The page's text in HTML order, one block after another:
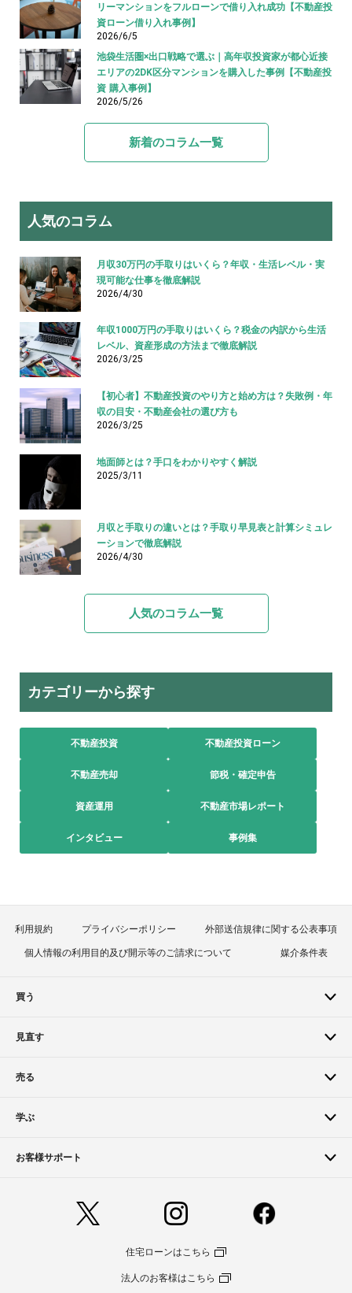
リーマンションをフルローンで借り入れ成功【不動産投
資ローン借り入れ事例】
2026/6/5
池袋生活圏×出口戦略で選ぶ｜高年収投資家が都心近接
エリアの2DK区分マンションを購入した事例【不動産投
資 購入事例】
2026/5/26
新着のコラム一覧
人気のコラム
月収30万円の手取りはいくら？年収・生活レベル・実
現可能な仕事を徹底解説
2026/4/30
年収1000万円の手取りはいくら？税金の内訳から生活
レベル、資産形成の方法まで徹底解説
2026/3/25
【初心者】不動産投資のやり方と始め方は？失敗例・年
収の目安・不動産会社の選び方も
2026/3/25
地面師とは？手口をわかりやすく解説
2025/3/11
月収と手取りの違いとは？手取り早見表と計算シミュレ
ーションで徹底解説
2026/4/30
人気のコラム一覧
カテゴリーから探す
不動産投資 不動産投資ローン
不動産売却 節税・確定申告
資産運用 不動産市場レポート
インタビュー 事例集
利用規約 プライバシーポリシー 外部送信規律に関する公表事項
個人情報の利用目的及び開示等のご請求について 媒介条件表
買う
見直す
売る
学ぶ
お客様サポート
住宅ローンはこちら
法人のお客様はこちら